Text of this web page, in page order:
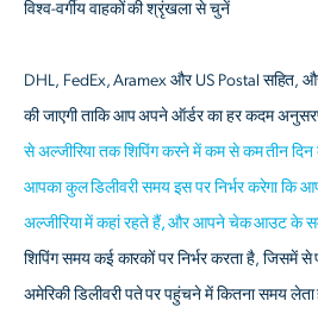
विश्व-वर्गीय वाहकों की श्रृंखला से चुनें
DHL, FedEx, Aramex और US Postal सहित,
की जाएगी ताकि आप अपने ऑर्डर का हर कदम
से अल्जीरिया तक शिपिंग करने में कम से कम तीन
आपका कुल डिलीवरी समय इस पर निर्भर करेगा
अल्जीरिया में कहां रहते हैं, और आपने चेक आउट के
शिपिंग समय कई कारकों पर निर्भर करता है, जिसमें
अमेरिकी डिलीवरी पते पर पहुंचने में कितना समय